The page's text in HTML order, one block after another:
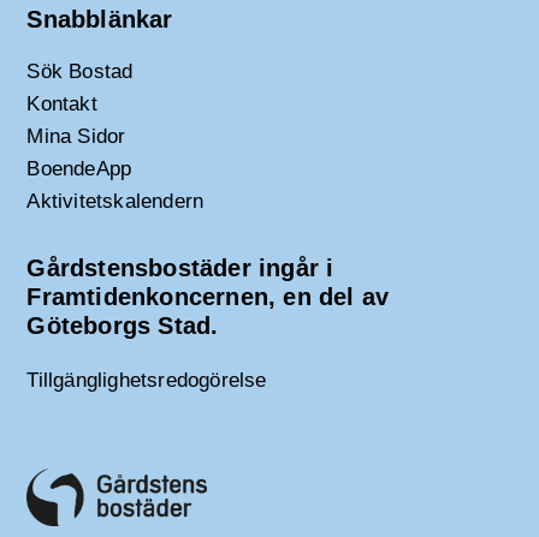
Snabblänkar
Sök Bostad
Kontakt
Mina Sidor
BoendeApp
Aktivitetskalendern
Gårdstensbostäder ingår i
Framtidenkoncernen, en del av
Göteborgs Stad.
Tillgänglighetsredogörelse